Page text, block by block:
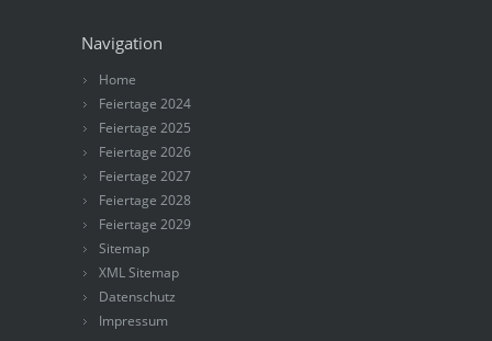
Navigation
Home
Feiertage 2024
Feiertage 2025
Feiertage 2026
Feiertage 2027
Feiertage 2028
Feiertage 2029
Sitemap
XML Sitemap
Datenschutz
Impressum